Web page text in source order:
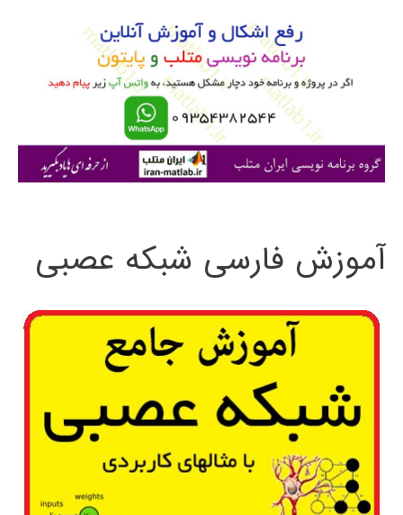
ی
آموزش فارسی شبکه عصبی